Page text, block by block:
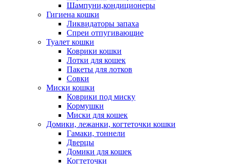
Шампуни,кондиционеры
Гигиена кошки
Ликвидаторы запаха
Спреи отпугивающие
Туалет кошки
Коврики кошки
Лотки для кошек
Пакеты для лотков
Совки
Миски кошки
Коврики под миску
Кормушки
Миски для кошек
Домики, лежанки, когтеточки кошки
Гамаки, тоннели
Дверцы
Домики для кошек
Когтеточки